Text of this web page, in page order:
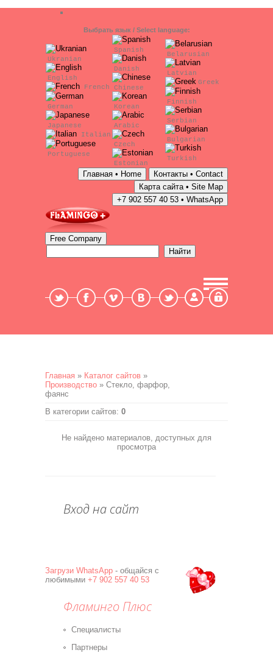
Выбрать язык / Select language:
Ukranian
English
French
German
Japanese
Italian
Portuguese
Spanish
Danish
Chinese
Korean
Arabic
Czech
Estonian
Belarusian
Latvian
Greek
Finnish
Serbian
Bulgarian
Turkish
Мой профиль
Главная » Каталог сайтов »
Производство » Стекло, фарфор,
фаянс
В категории сайтов: 0
Не найдено материалов, доступных для
просмотра
Вход на сайт
Загрузи WhatsApp - общайся с
любимыми +7 902 557 40 53
Фламинго Плюс
Специалисты
Партнеры